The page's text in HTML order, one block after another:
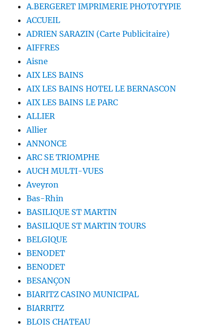
A.BERGERET IMPRIMERIE PHOTOTYPIE
ACCUEIL
ADRIEN SARAZIN (Carte Publicitaire)
AIFFRES
Aisne
AIX LES BAINS
AIX LES BAINS HOTEL LE BERNASCON
AIX LES BAINS LE PARC
ALLIER
Allier
ANNONCE
ARC SE TRIOMPHE
AUCH MULTI-VUES
Aveyron
Bas-Rhin
BASILIQUE ST MARTIN
BASILIQUE ST MARTIN TOURS
BELGIQUE
BENODET
BENODET
BESANÇON
BIARITZ CASINO MUNICIPAL
BIARRITZ
BLOIS CHATEAU